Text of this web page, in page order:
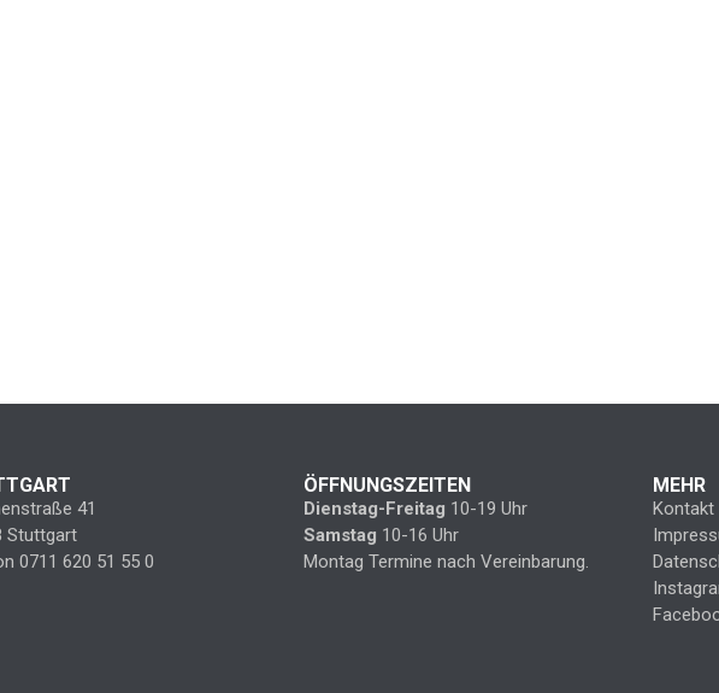
41
Stuttgart
0711 620 51 55 0
ÖFFNUNGSZEITEN
Dienstag-Freitag 10-19 Uhr
Samstag 10-16 Uhr
Montag Termine nach Vereinbarung.
MEHR
Kontakt